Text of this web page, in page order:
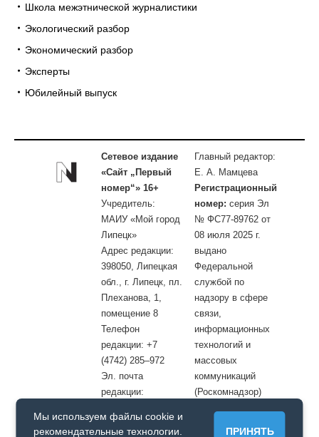
Мы используем файлы cookie и
рекомендательные технологии.
ПРИНЯТЬ
Школа межэтнической журналистики
Экологический разбор
Экономический разбор
Эксперты
Юбилейный выпуск
Сетевое издание
«Сайт „Первый
номер“» 16+
Учредитель:
МАИУ «Мой город
Липецк»
Адрес редакции:
398050, Липецкая
обл., г. Липецк, пл.
Плеханова, 1,
помещение 8
Телефон
редакции: +7
(4742) 285–972
Эл. почта
редакции:
Главный редактор:
Е. А. Мамцева
Регистрационный
номер: серия Эл
№ ФС77-89762 от
08 июля 2025 г.
выдано
Федеральной
службой по
надзору в сфере
связи,
информационных
технологий и
массовых
коммуникаций
(Роскомнадзор)
Первый номер © / Допускается цитирование материалов с